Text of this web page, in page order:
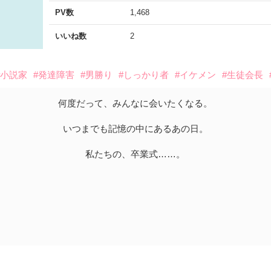
PV数 1,468
いいね数 2
説家 #発達障害 #男勝り #しっかり者 #イケメン #生徒会長
何度だって、みんなに会いたくなる。
いつまでも記憶の中にあるあの日。
私たちの、卒業式……。